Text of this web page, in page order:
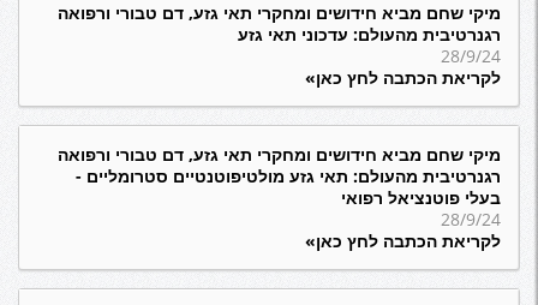
מיקי שחם מביא חידושים ומחקרי תאי גזע, דם טבורי ורפואה
רגנרטיבית מהעולם: עדכוני תאי גזע
28/9/24
לקריאת הכתבה לחץ כאן»
מיקי שחם מביא חידושים ומחקרי תאי גזע, דם טבורי ורפואה
רגנרטיבית מהעולם: תאי גזע מולטיפוטנטיים סטרומליים -
בעלי פוטנציאל רפואי
28/9/24
לקריאת הכתבה לחץ כאן»